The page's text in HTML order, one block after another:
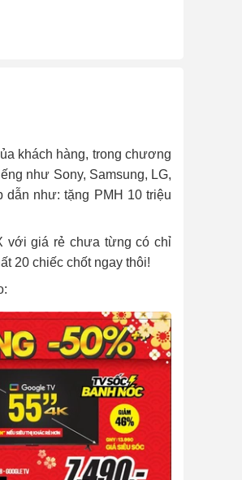
khách hàng, trong chương
như Sony, Samsung, LG,
như: tặng PMH 10 triệu
với giá rẻ chưa từng có chỉ
20 chiếc chốt ngay thôi!